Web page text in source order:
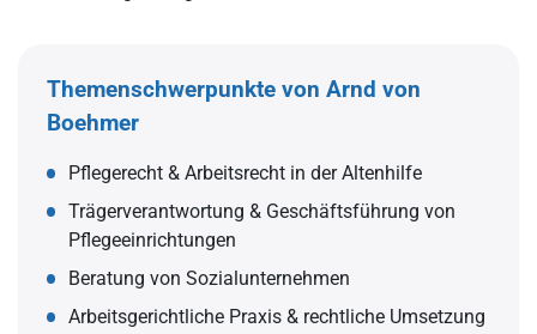
Themenschwerpunkte von Arnd von
Boehmer
Pflegerecht & Arbeitsrecht in der Altenhilfe
Trägerverantwortung & Geschäftsführung von
Pflegeeinrichtungen
Beratung von Sozialunternehmen
Arbeitsgerichtliche Praxis & rechtliche Umsetzung